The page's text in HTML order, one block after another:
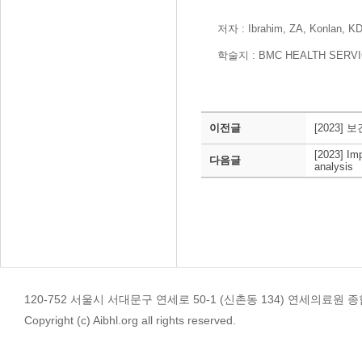
저자 : Ibrahim, ZA, Konlan,
학술지 : BMC HEALTH
이전글 [2023] 보
다음글
[2023]
analysis
120-752 서울시 서대문구 연세로 50-1 (신촌동 134) 연세의료
Copyright (c) Aibhl.org all rights reserved.